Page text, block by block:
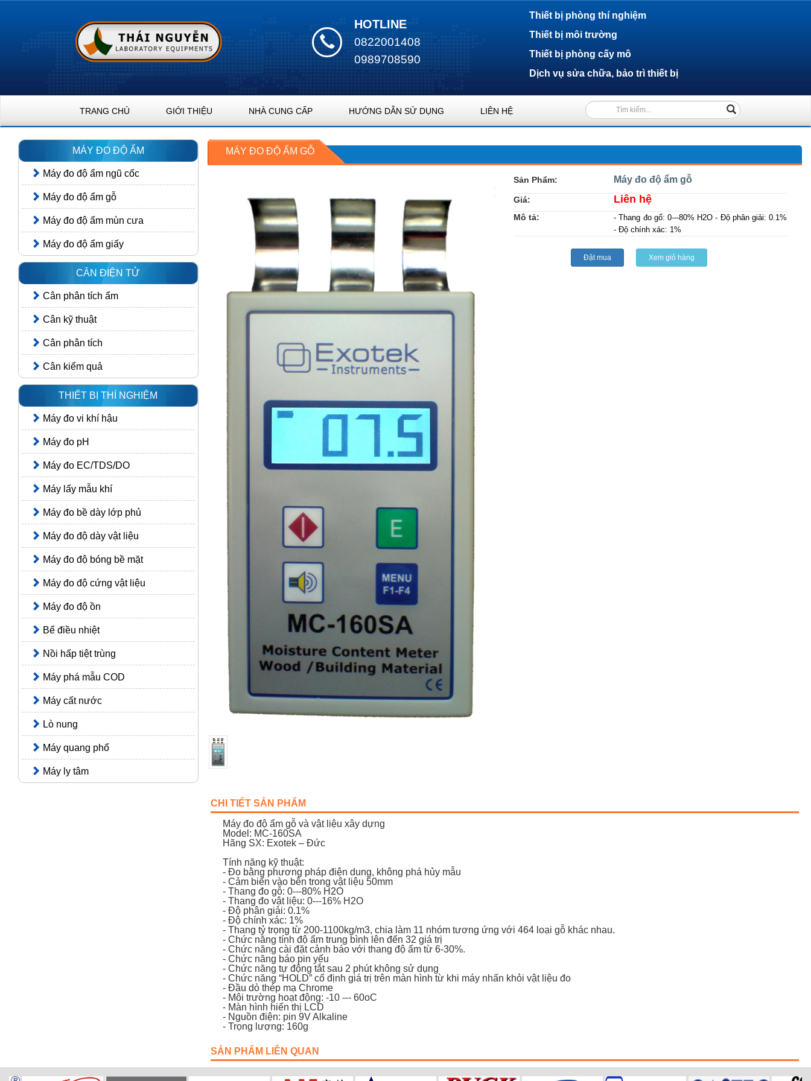
HOTLINE
0822001408
0989708590
Thiết bị phòng thí nghiệm
Thiết bị môi trường
Thiết bị phòng cấy mô
Dịch vụ sửa chữa, bảo trì thiết bị
TRANG CHỦ GIỚI THIỆU NHÀ CUNG CẤP HƯỚNG DẪN SỬ DỤNG LIÊN HỆ
MÁY ĐO ĐỘ ẨM
Máy đo độ ẩm ngũ cốc
Máy đo độ ẩm gỗ
Máy đo độ ẩm mùn cưa
Máy đo độ ẩm giấy
CÂN ĐIỆN TỬ
Cân phân tích ẩm
Cân kỹ thuật
Cân phân tích
Cân kiểm quả
THIẾT BỊ THÍ NGHIỆM
Máy đo vi khí hậu
Máy đo pH
Máy đo EC/TDS/DO
Máy lấy mẫu khí
Máy đo bề dày lớp phủ
Máy đo độ dày vật liệu
Máy đo độ bóng bề mặt
Máy đo độ cứng vật liệu
Máy đo độ ồn
Bể điều nhiệt
Nồi hấp tiệt trùng
Máy phá mẫu COD
Máy cất nước
Lò nung
Máy quang phổ
Máy ly tâm
MÁY ĐO ĐỘ ẨM GỖ
Sản Phẩm: Máy đo độ ẩm gỗ
Giá: Liên hệ
Mô tả:
- Thang đo gổ: 0---80% H2O - Độ phân giải: 0.1%
- Độ chính xác: 1%
Đặt mua Xem giỏ hàng
CHI TIẾT SẢN PHẨM
Máy đo độ ẩm gỗ và vật liệu xây dựng
Model: MC-160SA
Hãng SX: Exotek – Đức
Tính năng kỹ thuật:
- Đo bằng phương pháp điện dung, không phá hủy mẫu
- Cảm biến vào bên trong vật liệu 50mm
- Thang đo gỗ: 0---80% H2O
- Thang đo vật liệu: 0---16% H2O
- Độ phân giải: 0.1%
- Độ chính xác: 1%
- Thang tỷ trọng từ 200-1100kg/m3, chia làm 11 nhóm tương ứng với 464 loại gỗ khác nhau.
- Chức năng tính độ ẩm trung bình lên đến 32 giá trị
- Chức năng cài đặt cảnh báo với thang độ ẩm từ 6-30%.
- Chức năng báo pin yếu
- Chức năng tự động tắt sau 2 phút không sử dụng
- Chức năng “HOLD” cố định giá trị trên màn hình từ khi máy nhấn khỏi vật liệu đo
- Đầu dò thép mạ Chrome
- Môi trường hoạt động: -10 --- 60oC
- Màn hình hiển thị LCD
- Nguồn điện: pin 9V Alkaline
- Trọng lượng: 160g
SẢN PHẨM LIÊN QUAN